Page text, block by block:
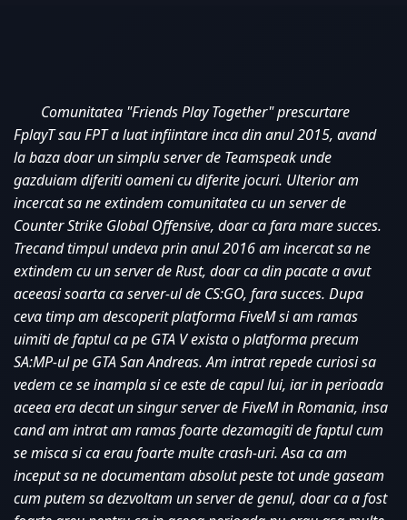
Comunitatea "Friends Play Together" prescurtare
FplayT sau FPT a luat infiintare inca din anul 2015, avand
la baza doar un simplu server de Teamspeak unde
gazduiam diferiti oameni cu diferite jocuri. Ulterior am
incercat sa ne extindem comunitatea cu un server de
Counter Strike Global Offensive, doar ca fara mare succes.
Trecand timpul undeva prin anul 2016 am incercat sa ne
extindem cu un server de Rust, doar ca din pacate a avut
aceeasi soarta ca server-ul de CS:GO, fara succes. Dupa
ceva timp am descoperit platforma FiveM si am ramas
uimiti de faptul ca pe GTA V exista o platforma precum
SA:MP-ul pe GTA San Andreas. Am intrat repede curiosi sa
vedem ce se inampla si ce este de capul lui, iar in perioada
aceea era decat un singur server de FiveM in Romania, insa
cand am intrat am ramas foarte dezamagiti de faptul cum
se misca si ca erau foarte multe crash-uri. Asa ca am
inceput sa ne documentam absolut peste tot unde gaseam
cum putem sa dezvoltam un server de genul, doar ca a fost